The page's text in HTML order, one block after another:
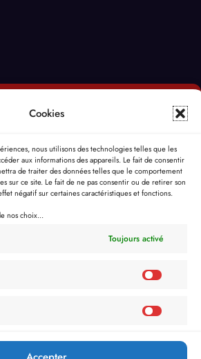
Cookies
nous utilisons des technologies telles que les
aux informations des appareils. Le fait de consentir
de traiter des données telles que le comportement
sur ce site. Le fait de ne pas consentir ou de retirer son
négatif sur certaines caractéristiques et fonctions.
nos choix...
Toujours activé